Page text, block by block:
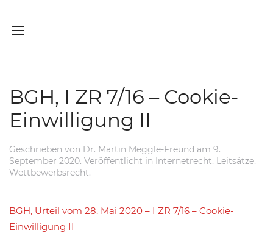
BGH, I ZR 7/16 – Cookie-
Einwilligung II
Geschrieben von Dr. Martin Meggle-Freund am 9.
September 2020. Veröffentlicht in Internetrecht, Leitsätze,
Wettbewerbsrecht.
BGH, Urteil vom 28. Mai 2020 – I ZR 7/16 – Cookie-
Einwilligung II